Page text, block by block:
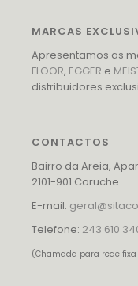
MARCAS
Apresentamos as
FLOOR, EGGER e
distribuidores
CONTACTOS
Bairro da Areia,
2101-901 Coruche
E-mail:
Telefone: 243 610
(Chamada para rede